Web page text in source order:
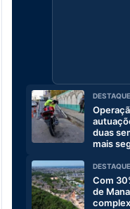
DESTAQUE
duas
mais
DESTAQUE
Com
de